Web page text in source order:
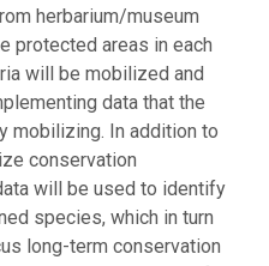
herbarium/museum
protected areas in each
will be mobilized and
data that the
mobilizing. In addition to
conservation
will be used to identify
species, which in turn
long-term conservation